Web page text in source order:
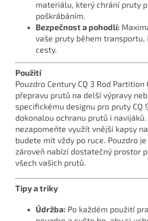
materiálu, který chrání pruty
poškrábáním.
Bezpečnost a pohodlí:
vaše pruty během transportu,
cesty.
Použití
Pouzdro Century CQ 3 Rod
přepravu prutů na delší výpravy
specifickému designu pro pruty CQ
dokonalou ochranu prutů i
nezapomeňte využít vnější kapsy
budete mít vždy po ruce. Pouzdro
zároveň nabízí dostatečný prostor
všech vašich prutů.
Tipy a triky
Údržba: Po každém použití